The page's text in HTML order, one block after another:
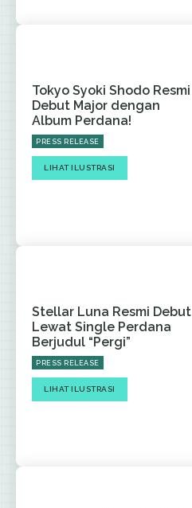
Tokyo Syoki Shodo Resmi
Debut Major dengan
Album Perdana!
PRESS RELEASE
LIHAT ILUSTRASI
Stellar Luna Resmi Debut
Lewat Single Perdana
Berjudul “Pergi”
PRESS RELEASE
LIHAT ILUSTRASI